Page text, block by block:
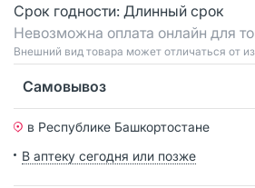
Срок годности: Длинный срок
Невозможна оплата онлайн для
Bнешний вид товара может отличаться от
Самовывоз
в Республике Башкортостане
В аптеку сегодня или позже